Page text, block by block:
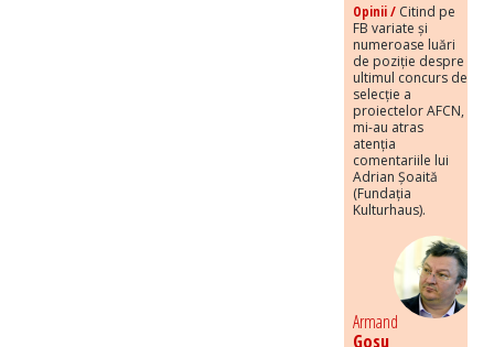
Opinii / Citind pe
FB variate și
numeroase luări
de poziție despre
ultimul concurs de
selecție a
proiectelor AFCN,
mi-au atras
atenția
comentariile lui
Adrian Șoaită
(Fundația
Kulturhaus).
Armand
Gosu